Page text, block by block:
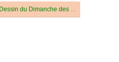
Dessin du Dimanche des Rameaux